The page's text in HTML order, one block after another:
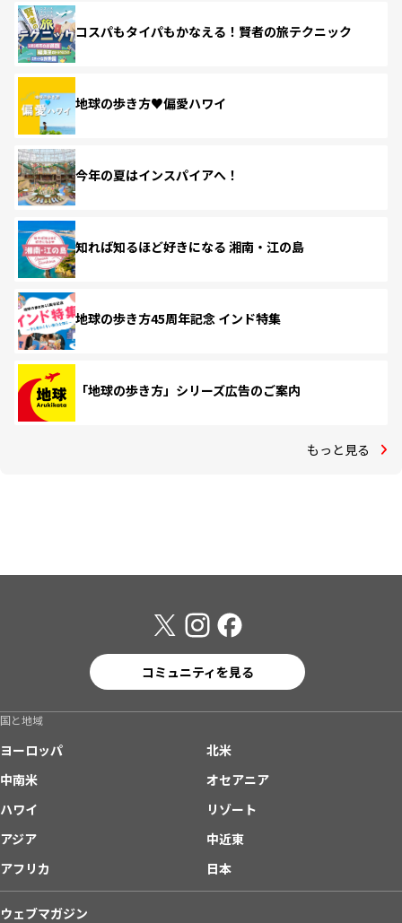
コスパもタイパもかなえる！賢者の旅テクニック
地球の歩き方♥偏愛ハワイ
今年の夏はインスパイアへ！
知れば知るほど好きになる 湘南・江の島
地球の歩き方45周年記念 インド特集
「地球の歩き方」シリーズ広告のご案内
もっと見る
コミュニティを見る
国と地域
ヨーロッパ
北米
中南米
オセアニア
ハワイ
リゾート
アジア
中近東
アフリカ
日本
ウェブマガジン